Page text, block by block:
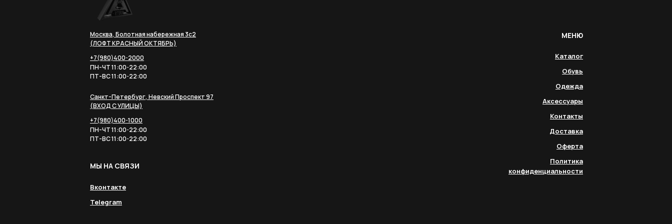
Санкт-Петербург, Невский Проспект 97
(ВХОД С УЛИЦЫ)
+7(980)400-1000
ПН-ЧТ 11:00-22:00
ПТ-ВС 11:00-22:00
Москва, Болотная набережная 3с2
(ЛОФТ КРАСНЫЙ ОКТЯБРЬ)
+7(980)400-2000
ПН-ЧТ 11:00-22:00
ПТ-ВС 11:00-22:00
МЕНЮ
Каталог
Обувь
Одежда
Аксессуары
Контакты
Доставка
Оферта
Политика
конфиденциальности
МЫ НА СВЯЗИ
Вконтакте
Telegram